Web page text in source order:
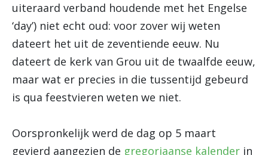
uiteraard verband houdende met het Engelse
‘day’) niet echt oud: voor zover wij weten
dateert het uit de zeventiende eeuw. Nu
dateert de kerk van Grou uit de twaalfde eeuw,
maar wat er precies in die tussentijd gebeurd
is qua feestvieren weten we niet.
Oorspronkelijk werd de dag op 5 maart
gevierd aangezien de gregoriaanse kalender in